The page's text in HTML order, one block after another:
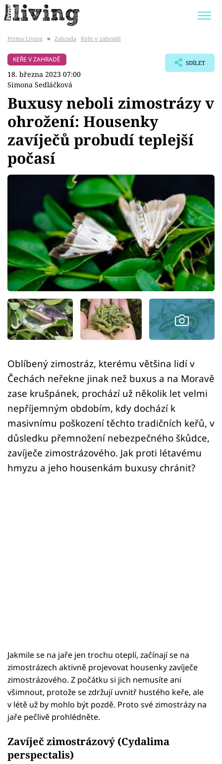
BYDLENÍ SLAVNÝCH
Témata
Bydlení
Zahrada
Design
Sledujte prima+
Přihlášení
Sledujte nás
Prima Living ■ Zahrada Keře v zahradě
KEŘE V ZAHRADĚ
18. března 2023 07:00
Simona Sedláčková
SDÍLET
Buxusy neboli zimostrázy v
ohrožení: Housenky
zavíječů probudí teplejší
počasí
Oblíbený zimostráz, kterému většina lidí v
Čechách neřekne jinak než buxus a na Moravě
zase krušpánek, prochází už několik let velmi
nepříjemným obdobím, kdy dochází k
masivnímu poškození těchto tradičních keřů, v
důsledku přemnožení nebezpečného škůdce,
zavíječe zimostrázového. Jak proti létavému
hmyzu a jeho housenkám buxusy chránit?
Jakmile se na jaře jen trochu oteplí, začínají se na
zimostrázech aktivně projevovat housenky zavíječe
zimostrázového. Z počátku si jich nemusíte ani
všimnout, protože se zdržují uvnitř hustého keře, ale
v létě už by mohlo být pozdě. Proto své zimostrázy na
jaře pečlivě prohlédněte.
Zavíječ zimostrázový (Cydalima
perspectalis)